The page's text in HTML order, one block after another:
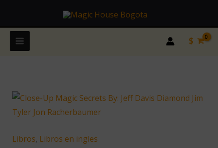
contenido
$
Libros, Libros en ingles
Close-
Up
Secrets